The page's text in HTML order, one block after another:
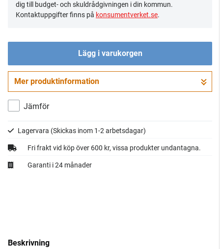
dig till budget- och skuldrådgivningen i din kommun.
Kontaktuppgifter finns på konsumentverket.se.
Lägg i varukorgen
Gå till kassan
Mer produktinformation
Jämför
Lagervara (Skickas inom 1-2 arbetsdagar)
Fri frakt vid köp över 600 kr, vissa produkter undantagna.
Garanti i 24 månader
Beskrivning